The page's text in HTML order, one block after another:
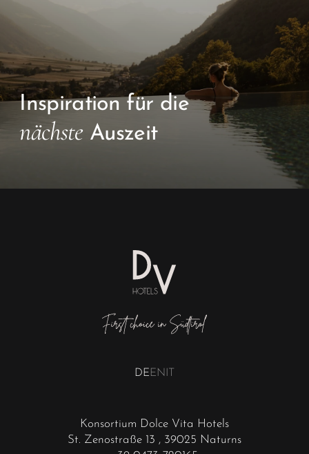
Inspiration für die
nächste Auszeit
Konsortium Dolce Vita Hotels
St. Zenostraße 13 , 39025 Naturns
DEEN